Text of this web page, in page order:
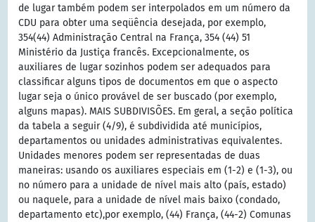
de lugar também podem ser interpolados em um número da
CDU para obter uma seqüência desejada, por exemplo,
354(44) Administração Central na França, 354 (44) 51
Ministério da Justiça francês. Excepcionalmente, os
auxiliares de lugar sozinhos podem ser adequados para
classificar alguns tipos de documentos em que o aspecto
lugar seja o único provável de ser buscado (por exemplo,
alguns mapas). MAIS SUBDIVISÕES. Em geral, a seção política
da tabela a seguir (4/9), é subdividida até municípios,
departamentos ou unidades administrativas equivalentes.
Unidades menores podem ser representadas de duas
maneiras: usando os auxiliares especiais em (1-2) e (1-3), ou
no número para a unidade de nível mais alto (país, estado)
ou naquele, para a unidade de nível mais baixo (condado,
departamento etc),por exemplo, (44) França, (44-2) Comunas